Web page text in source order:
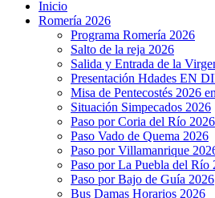
Inicio
Romería 2026
Programa Romería 2026
Salto de la reja 2026
Salida y Entrada de la
Presentación Hdades EN
Misa de Pentecostés 2026
Situación Simpecados 2026
Paso por Coria del Río 2026
Paso Vado de Quema 2026
Paso por Villamanrique
Paso por La Puebla del Río
Paso por Bajo de Guía 2026
Bus Damas Horarios 2026